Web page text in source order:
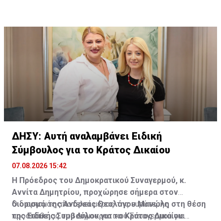
ΔΗΣΥ: Αυτή αναλαμβάνει Ειδική
Σύμβουλος για το Κράτος Δικαίου
07.08.2026 15:42
Η Πρόεδρος του Δημοκρατικού Συναγερμού, κ.
Αννίτα Δημητρίου, προχώρησε σήμερα στον
διορισμό της Άνδρεας Θεολόγου Μανώλη στη θέση
της Ειδικής Συμβούλου για το Κράτος Δικαίου.
Ο διορισμός αποτελεί μέρος της ευρύτερης
προσπάθειας του Δημοκρατικού Συναγερμού για